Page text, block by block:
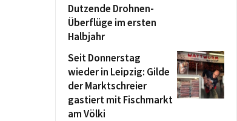
Dutzende Drohnen-
Überflüge im ersten
Halbjahr
Seit Donnerstag
wieder in Leipzig: Gilde
der Marktschreier
gastiert mit Fischmarkt
am Völki